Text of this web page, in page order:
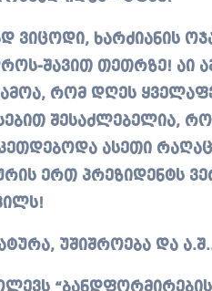
ვიცოდი, ხარძიანის
შავით თეთრზე! აი ამ
რომ დღეს
შესაძლებელია,
ასეთი
ერთ პრეზიდენტს
უშიშროება და